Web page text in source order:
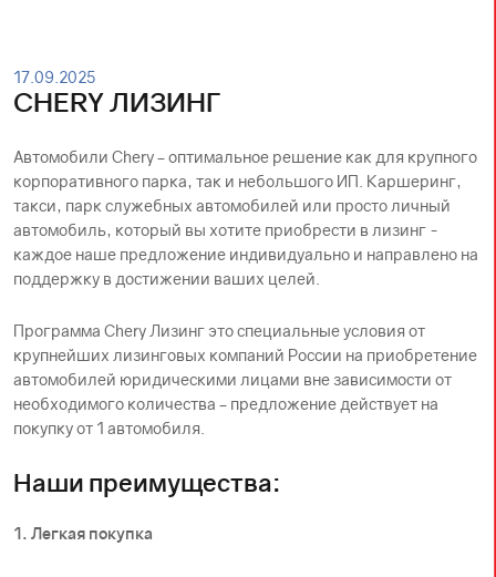
17.09.2025
CHERY ЛИЗИНГ
Автомобили Chery – оптимальное решение как для крупного
корпоративного парка, так и небольшого ИП. Каршеринг,
такси, парк служебных автомобилей или просто личный
автомобиль, который вы хотите приобрести в лизинг -
каждое наше предложение индивидуально и направлено на
поддержку в достижении ваших целей.
Программа Chery Лизинг это специальные условия от
крупнейших лизинговых компаний России на приобретение
автомобилей юридическими лицами вне зависимости от
необходимого количества – предложение действует на
покупку от 1 автомобиля.
Наши преимущества:
1. Легкая покупка